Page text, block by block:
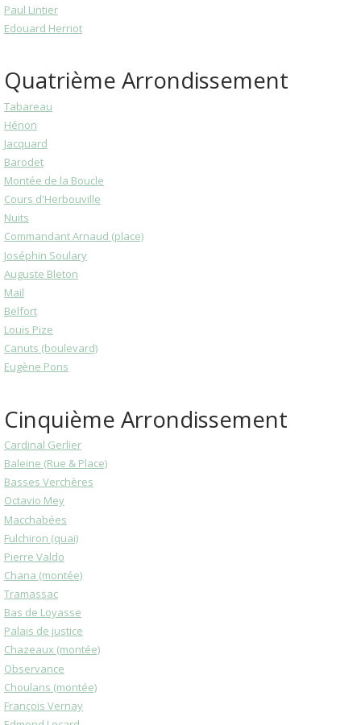
Paul Lintier
Edouard Herriot
Quatrième Arrondissement
Tabareau
Hénon
Jacquard
Barodet
Montée de la Boucle
Cours d'Herbouville
Nuits
Commandant Arnaud (place)
Joséphin Soulary
Auguste Bleton
Mail
Belfort
Louis Pize
Canuts (boulevard)
Eugène Pons
Cinquième Arrondissement
Cardinal Gerlier
Baleine (Rue & Place)
Basses Verchères
Octavio Mey
Macchabées
Fulchiron (quai)
Pierre Valdo
Chana (montée)
Tramassac
Bas de Loyasse
Palais de justice
Chazeaux (montée)
Observance
Choulans (montée)
François Vernay